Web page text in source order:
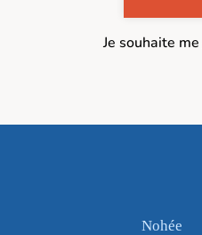
Je souhaite me
Nohée